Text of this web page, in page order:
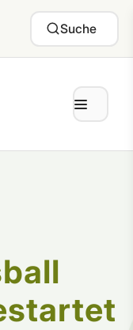
Suche